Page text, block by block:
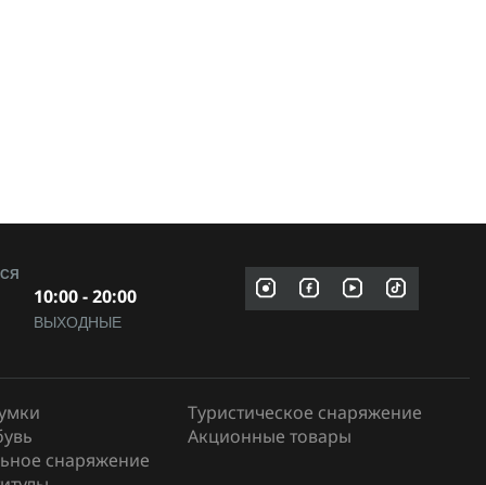
10:00 - 20:00
ВЫХОДНЫЕ
снаряжение
Туристическое снаряжение
Акционные товары